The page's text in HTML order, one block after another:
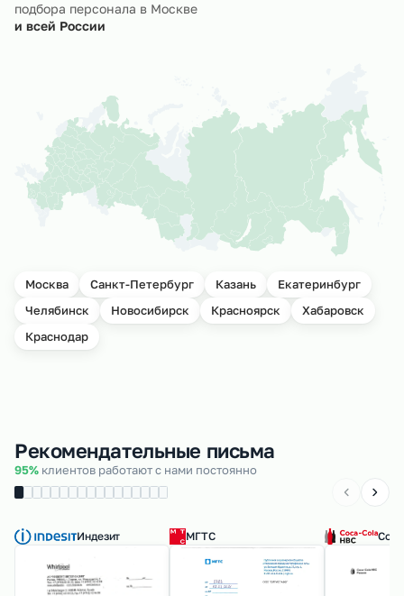
подбора персонала в Москве
и всей России
Москва Санкт-Петербург Казань
Екатеринбург
Челябинск
Новосибирск Красноярск
Хабаровск
Краснодар
Рекомендательные письма
95% клиентов работают с нами постоянно
Индезит МГТС